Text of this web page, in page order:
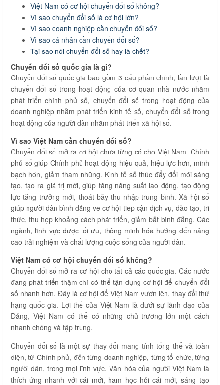
Việt Nam có cơ hội chuyển đổi số không?
Vì sao chuyển đổi số là cơ hội lớn?
Vì sao doanh nghiệp cần chuyển đổi số?
Vì sao cá nhân cần chuyển đổi số?
Tại sao nói chuyển đổi số hay là chết?
Chuyển đổi số quốc gia là gì?
Chuyển đổi số quốc gia bao gồm 3 cấu phần chính, lần lượt là
chuyển đổi số trong hoạt động của cơ quan nhà nước nhằm
phát triển chính phủ số, chuyển đổi số trong hoạt động của
doanh nghiệp nhằm phát triển kinh tế số, chuyển đổi số trong
hoạt động của người dân nhằm phát triển xã hội số.
Vì sao Việt Nam cần chuyển đổi số?
Chuyển đổi số mở ra cơ hội chưa từng có cho Việt Nam. Chính
phủ số giúp Chính phủ hoạt động hiệu quả, hiệu lực hơn, minh
bạch hơn, giảm tham nhũng. Kinh tế số thúc đẩy đổi mới sáng
tạo, tạo ra giá trị mới, giúp tăng năng suất lao động, tạo động
lực tăng trưởng mới, thoát bẫy thu nhập trung bình. Xã hội số
giúp người dân bình đẳng về cơ hội tiếp cận dịch vụ, đào tạo, tri
thức, thu hẹp khoảng cách phát triển, giảm bất bình đẳng. Các
ngành, lĩnh vực được tối ưu, thông minh hóa hướng đến nâng
cao trải nghiệm và chất lượng cuộc sống của người dân.
Việt Nam có cơ hội chuyển đổi số không?
Chuyển đổi số mở ra cơ hội cho tất cả các quốc gia. Các nước
đang phát triển thậm chí có thể tận dụng cơ hội để chuyển đổi
số nhanh hơn. Đây là cơ hội để Việt Nam vươn lên, thay đổi thứ
hạng quốc gia. Lợi thế của Việt Nam là dưới sự lãnh đạo của
Đảng, Việt Nam có thể có những chủ trương lớn một cách
nhanh chóng và tập trung.
Chuyển đổi số là một sự thay đổi mang tính tổng thể và toàn
diện, từ Chính phủ, đến từng doanh nghiệp, từng tổ chức, từng
người dân, trong mọi lĩnh vực. Văn hóa của người Việt Nam là
thích ứng nhanh với cái mới, ham học hỏi cái mới, sáng tạo